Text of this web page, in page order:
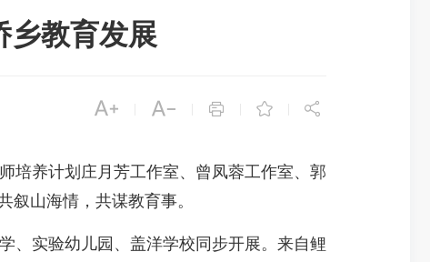
乡教育发展
    
养计划庄月芳工作室、曾凤蓉工作室、郭
叙山海情，共谋教育事。
实验幼儿园、盖洋学校同步开展。来自鲤